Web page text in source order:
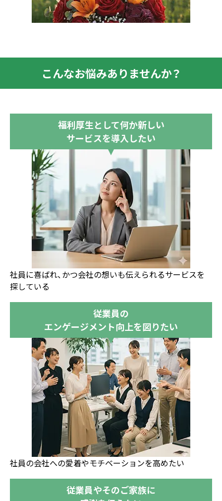
こんなお悩みありませんか？
福利厚生として何か新しい
サービスを導入したい
社員に喜ばれ、かつ会社の想いも伝えられるサービスを
探している
従業員の
エンゲージメント向上を図りたい
社員の会社への愛着やモチベーションを高めたい
従業員やそのご家族に